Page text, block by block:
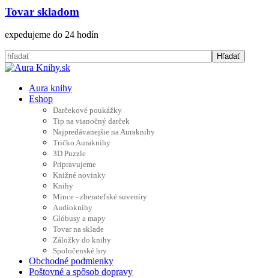
Tovar skladom
expedujeme do 24 hodín
Aura knihy
Eshop
Darčekové poukážky
Tip na vianočný darček
Najpredávanejšie na Auraknihy
Tričko Auraknihy
3D Puzzle
Pripravujeme
Knižné novinky
Knihy
Mince - zberateľské suveníry
Audioknihy
Glóbusy a mapy
Tovar na sklade
Záložky do knihy
Spoločenské hry
Obchodné podmienky
Poštovné a spôsob dopravy